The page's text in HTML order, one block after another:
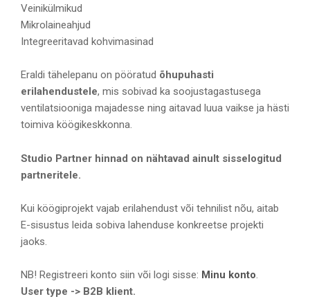
Veinikülmikud
Mikrolaineahjud
Integreeritavad kohvimasinad
Eraldi tähelepanu on pööratud õhupuhasti
erilahendustele, mis sobivad ka soojustagastusega
ventilatsiooniga majadesse ning aitavad luua vaikse ja hästi
toimiva köögikeskkonna.
Studio Partner hinnad on nähtavad ainult sisselogitud
partneritele.
Kui köögiprojekt vajab erilahendust või tehnilist nõu, aitab
E-sisustus leida sobiva lahenduse konkreetse projekti
jaoks.
NB! Registreeri konto siin või logi sisse: Minu konto.
User type -> B2B klient.